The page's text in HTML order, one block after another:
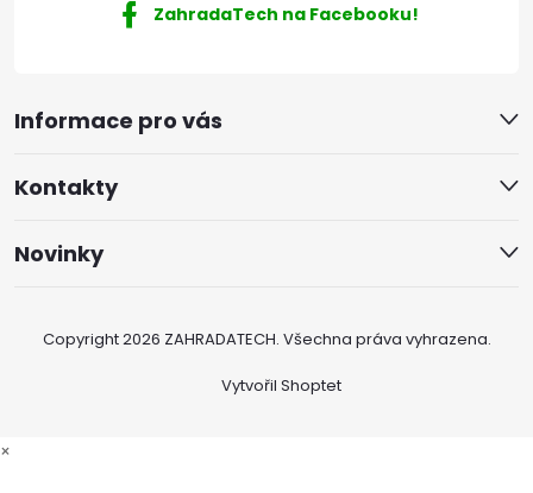
Informace pro vás
Kontakty
Novinky
ZahradaTech na Facebooku!
Vytvořil Shoptet
Copyright 2026 ZAHRADATECH. Všechna práva vyhrazena.
×